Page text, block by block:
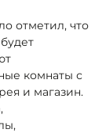
отметил, что
комнаты с
и магазин.